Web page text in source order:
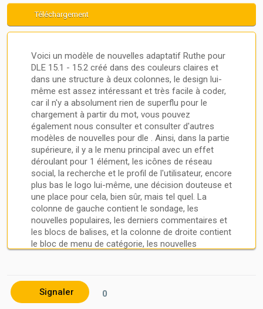
Téléchargement
Voici un modèle de nouvelles adaptatif Ruthe pour
DLE 15.1 - 15.2 créé dans des couleurs claires et
dans une structure à deux colonnes, le design lui-
même est assez intéressant et très facile à coder,
car il n'y a absolument rien de superflu pour le
chargement à partir du mot, vous pouvez
également nous consulter et consulter d'autres
modèles de nouvelles pour dle . Ainsi, dans la partie
supérieure, il y a le menu principal avec un effet
déroulant pour 1 élément, les icônes de réseau
social, la recherche et le profil de l'utilisateur, encore
plus bas le logo lui-même, une décision douteuse et
une place pour cela, bien sûr, mais tel quel. La
colonne de gauche contient le sondage, les
nouvelles populaires, les derniers commentaires et
les blocs de balises, et la colonne de droite contient
le bloc de menu de catégorie, les nouvelles
Le modèle Ruthe pour DLE est une solution valable
pour créer votre propre projet d'actualités ou de
blog, le modèle a été adapté et éliminé et toutes les
Signaler 0